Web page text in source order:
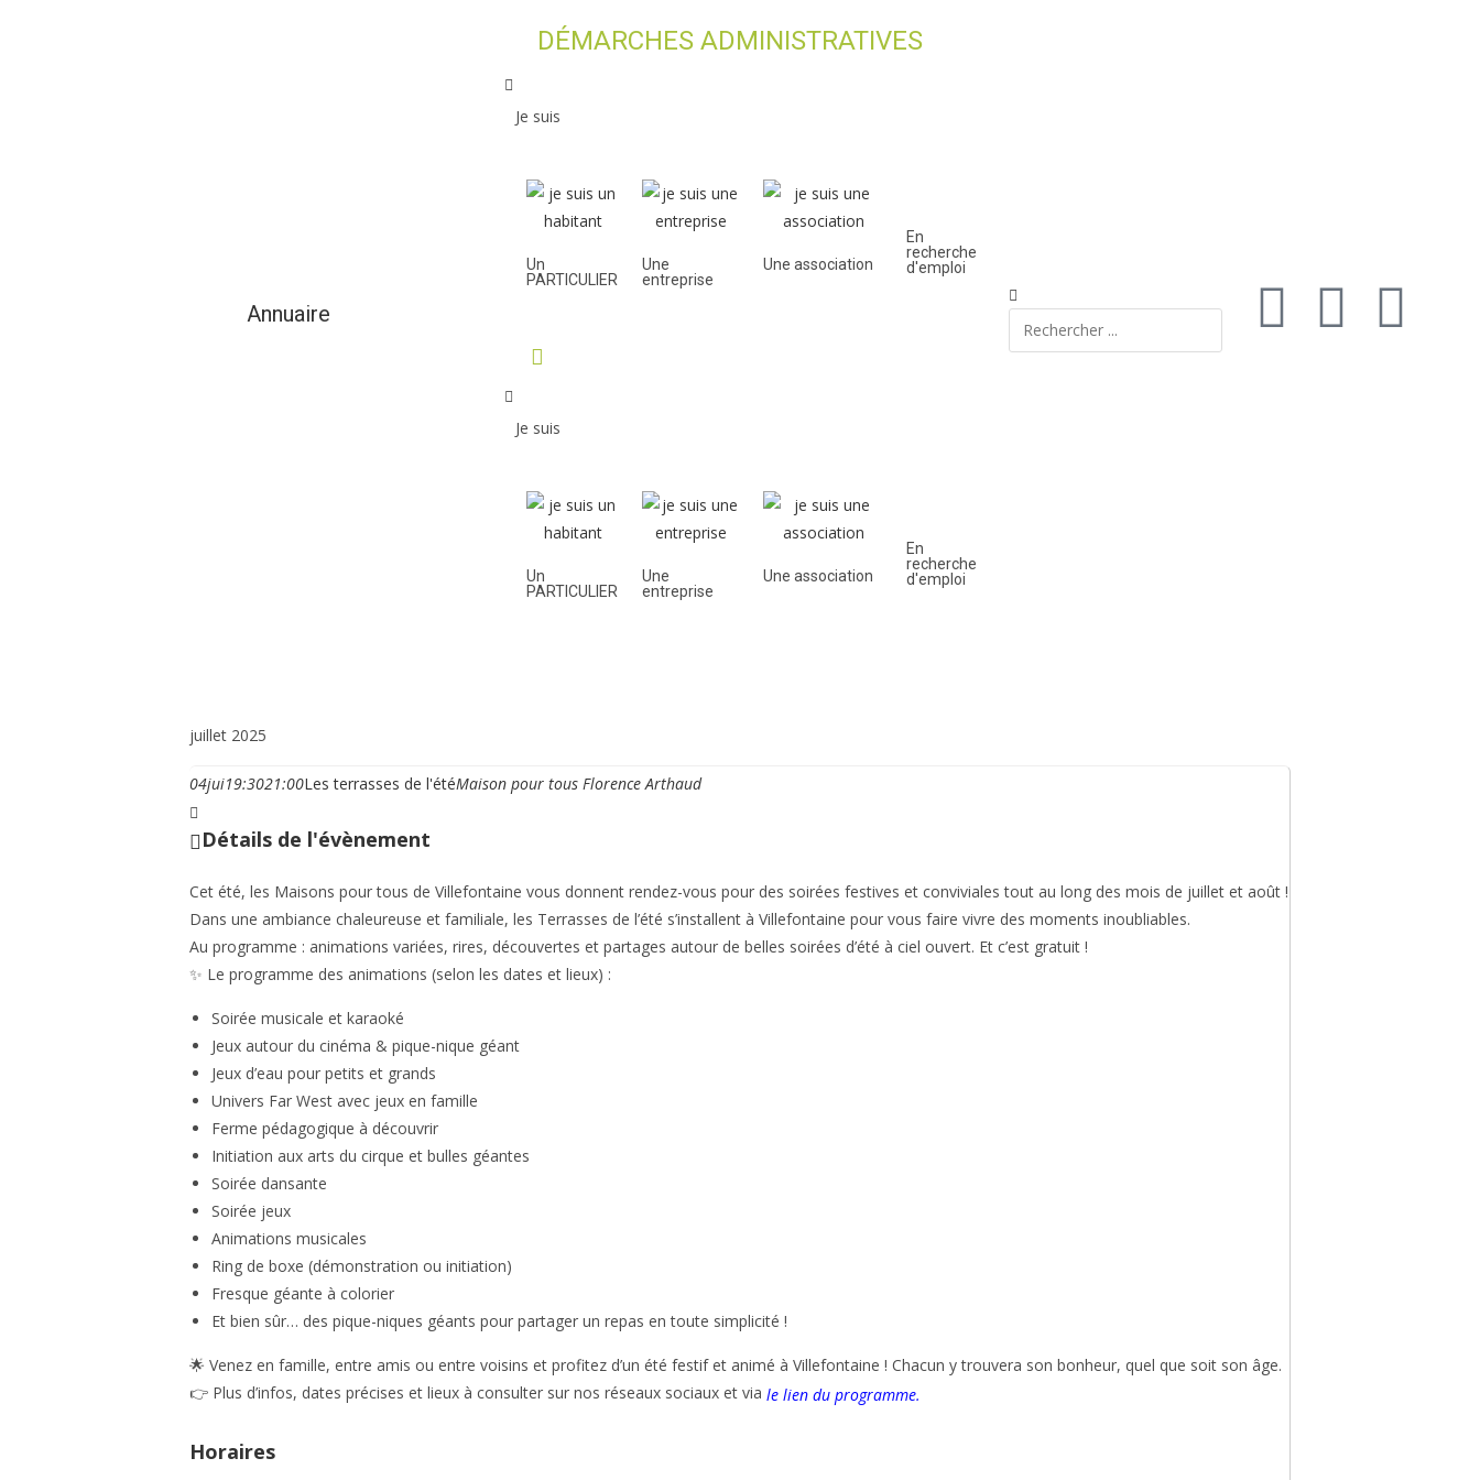
Annuaire
DÉMARCHES ADMINISTRATIVES
Je suis
Un
PARTICULIER
Une
entreprise
Une association
En
recherche
d'emploi
Je suis
Un
PARTICULIER
Une
entreprise
Une association
En
recherche
d'emploi
juillet 2025
04jui19:3021:00Les terrasses de l'étéMaison pour tous Florence Arthaud
Détails de l'évènement
Cet été, les Maisons pour tous de Villefontaine vous donnent rendez-vous pour des soirées festives et conviviales tout au long des mois de juillet et août !
Dans une ambiance chaleureuse et familiale, les Terrasses de l’été s’installent à Villefontaine pour vous faire vivre des moments inoubliables.
Au programme : animations variées, rires, découvertes et partages autour de belles soirées d’été à ciel ouvert. Et c’est gratuit !
✨ Le programme des animations (selon les dates et lieux) :
Soirée musicale et karaoké
Jeux autour du cinéma & pique-nique géant
Jeux d’eau pour petits et grands
Univers Far West avec jeux en famille
Ferme pédagogique à découvrir
Initiation aux arts du cirque et bulles géantes
Soirée dansante
Soirée jeux
Animations musicales
Ring de boxe (démonstration ou initiation)
Fresque géante à colorier
Et bien sûr… des pique-niques géants pour partager un repas en toute simplicité !
🌟 Venez en famille, entre amis ou entre voisins et profitez d’un été festif et animé à Villefontaine ! Chacun y trouvera son bonheur, quel que soit son âge.
👉 Plus d’infos, dates précises et lieux à consulter sur nos réseaux sociaux et via le lien du programme.
Horaires